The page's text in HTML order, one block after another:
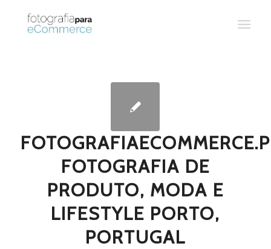
FOTOGRAFIA DE
PRODUTO, MODA E
LIFESTYLE PORTO,
PORTUGAL